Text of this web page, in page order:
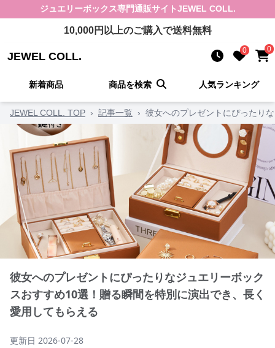
ジュエリーボックス専門通販サイトJEWEL COLL.
10,000円以上のご購入で送料無料
JEWEL COLL. 0 0
新着商品 商品を検索 人気ランキング
JEWEL COLL. TOP › 記事一覧 › 彼女へのプレゼントにぴったり
彼女へのプレゼントにぴったりなジュエリーボック
スおすすめ10選！贈る瞬間を特別に演出でき、長く
愛用してもらえる
更新日 2026-07-28